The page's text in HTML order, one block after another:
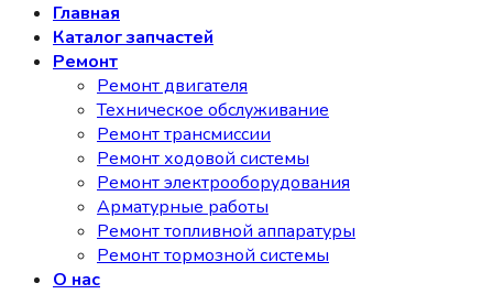
Главная
Каталог запчастей
Ремонт
Ремонт двигателя
Техническое обслуживание
Ремонт трансмиссии
Ремонт ходовой системы
Ремонт электрооборудования
Арматурные работы
Ремонт топливной аппаратуры
Ремонт тормозной системы
О нас